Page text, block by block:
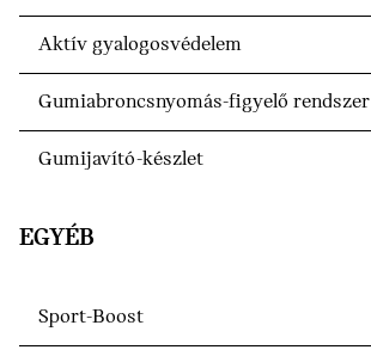
Aktív gyalogosvédelem
Gumiabroncsnyomás-figyelő rendszer
Gumijavító-készlet
EGYÉB
Sport-Boost